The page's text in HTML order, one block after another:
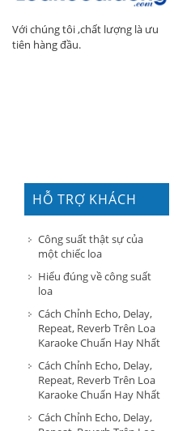
Với chúng tôi ,chất lượng là ưu
tiên hàng đầu.
HỖ TRỢ KHÁCH
HÀNG
Công suất thật sự của
một chiếc loa
Hiểu đúng về công suất
loa
Cách Chỉnh Echo, Delay,
Repeat, Reverb Trên Loa
Karaoke Chuẩn Hay Nhất
Cách Chỉnh Echo, Delay,
Repeat, Reverb Trên Loa
Karaoke Chuẩn Hay Nhất
Cách Chỉnh Echo, Delay,